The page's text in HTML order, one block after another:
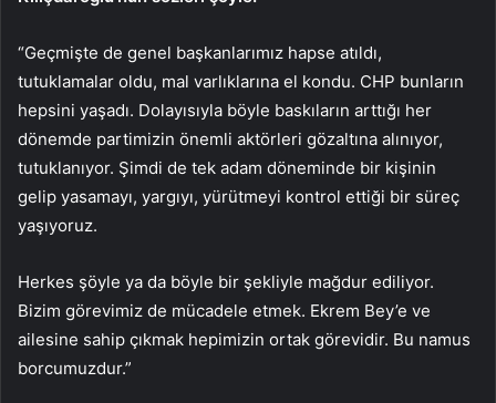
“Geçmişte de genel başkanlarımız hapse atıldı,
tutuklamalar oldu, mal varlıklarına el kondu. CHP bunların
hepsini yaşadı. Dolayısıyla böyle baskıların arttığı her
dönemde partimizin önemli aktörleri gözaltına alınıyor,
tutuklanıyor. Şimdi de tek adam döneminde bir kişinin
gelip yasamayı, yargıyı, yürütmeyi kontrol ettiği bir süreç
yaşıyoruz.
Herkes şöyle ya da böyle bir şekliyle mağdur ediliyor.
Bizim görevimiz de mücadele etmek. Ekrem Bey’e ve
ailesine sahip çıkmak hepimizin ortak görevidir. Bu namus
borcumuzdur.”